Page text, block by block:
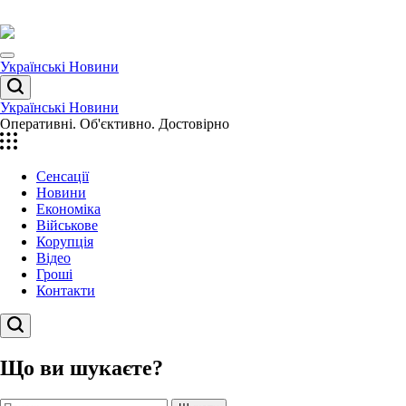
до
вмісту
Menu
Українські Новини
Пошук
Українські Новини
Оперативні. Об'єктивно. Достовірно
Сенсації
Новини
Економіка
Військове
Корупція
Відео
Гроші
Контакти
Пошук
Що ви шукаєте?